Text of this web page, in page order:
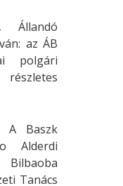
Állandó
az ÁB
polgári
Baszk
Alderdi
Bilbaoba
Tanács